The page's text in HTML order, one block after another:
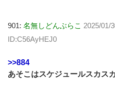
901: 名無しどんぶらこ 2025/01/
ID:C56AyHEJ0
>>884
あそこはスケジュールスカス